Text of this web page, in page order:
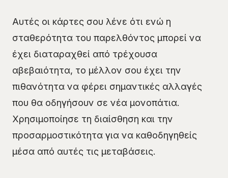
Αυτές οι κάρτες σου λένε ότι ενώ η
σταθερότητα του παρελθόντος μπορεί να
έχει διαταραχθεί από τρέχουσα
αβεβαιότητα, το μέλλον σου έχει την
πιθανότητα να φέρει σημαντικές αλλαγές
που θα οδηγήσουν σε νέα μονοπάτια.
Χρησιμοποίησε τη διαίσθηση και την
προσαρμοστικότητα για να καθοδηγηθείς
μέσα από αυτές τις μεταβάσεις.